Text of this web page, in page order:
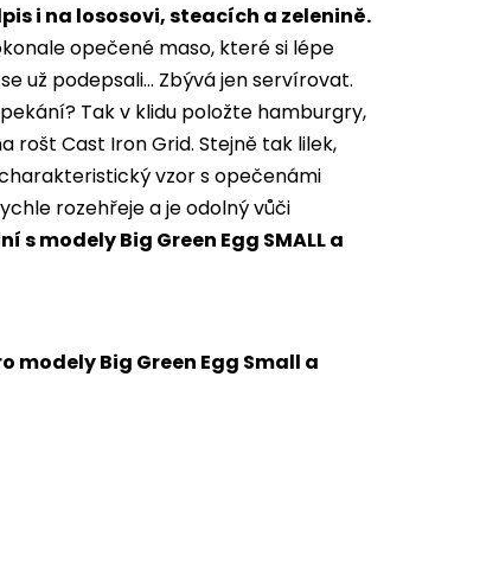
i na lososovi, steacích a zelenině.
opečené maso, které si lépe
už podepsali… Zbývá jen servírovat.
Tak v klidu položte hamburgry,
rošt Cast Iron Grid. Stejně tak lilek,
vzor s opečenámi
rozehřeje a je odolný vůči
s modely Big Green Egg SMALL a
modely Big Green Egg Small a